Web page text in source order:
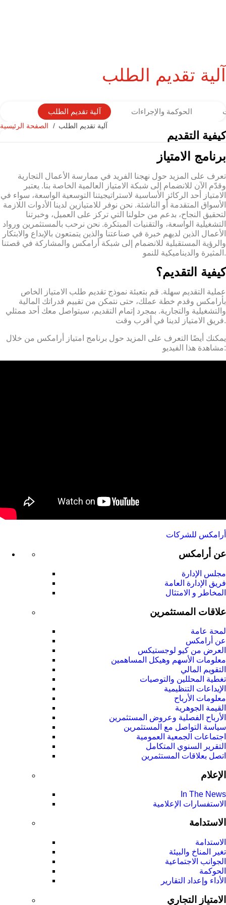
آلية تقديم الطلب
آلية تقديم الطلب الحوكمة والإجراءات
الصفحة الرئيسية آلية تقديم الطلب
كيفية التقديم
برنامج الامتياز
تعرف على المزيد حول نهجنا الفريد في ممارسة الأعمال التجارية
وقدّم الآن للانضمام إلى شبكة الامتياز العالمية الخاصة بنا. يعتبر
الامتياز أحد الركائز الأساسية لاستراتيجيتنا التوسعية الواسعة، سواء في
الأسواق المتقدمة أو الناشئة. نحن نوفر للامتيازين لدينا الأدوات اللازمة
لتحقيق النجاح، بدعم من حلولنا التي تركز على العميل، وخبرتنا
التشغيلية الواسعة، والتقنيات المبتكرة. نحن نرحب بالمستثمرين ورواد
الأعمال الذين لديهم خبرة في صناعتنا والذين يتمتعون بالإبداع والابتكار
والرؤية المستقبلية للانضمام إلى شبكة أرامكس والمشاركة في قصتنا
المثيرة والديناميكية للنمو.
كيفية التقديم؟
عملية التقديم سهلة. قم بتعبئة نموذج تقديم طلب الامتياز الخاص
بأرامكس وقدم خطة عملك، حتى نتمكن من تقييم قدراتك المالية
والتشغيلية والتجارية. بمجرد إتمام التقديم، سيتواصل معك أحد ممثلي
فريق الامتياز لدينا في أقرب وقت.
يمكنك أيضًا التعرف على المزيد حول برنامج امتياز أرامكس من خلال
مشاهدة هذا الفيديو:
أرامكس للشركات
عن أرامكس
مجلس الإدارة
فريق الإدارة العامة
المخاطر و الامتثال
علاقات المستثمرين
لمحة عامة
عن أرامكس
العرض من كيو لوجستيكس
معلومات الأسهم وهيكل المساهمين
التقويم المالي
تغطية المحللين والتوصيات
الإيداعات التنظيمية
معلومات الأرباح
القيمة الجوهرية
الأرباح الفصلية وعروض المستثمرين
سياسة التواصل مع المستثمرين
اجتماعات الجمعية العمومیة
التقرير السنوي المتكامل
اتصل بعلاقات المستثمرين
الإعلام
In The News
الاستفسارات الإعلامية
الاستدامة
الاستدامة
تغير المناخ والبيئة
الجوانب الاجتماعية
الحوكمة
الأداء وإعداد التقارير
الامتياز التجاري